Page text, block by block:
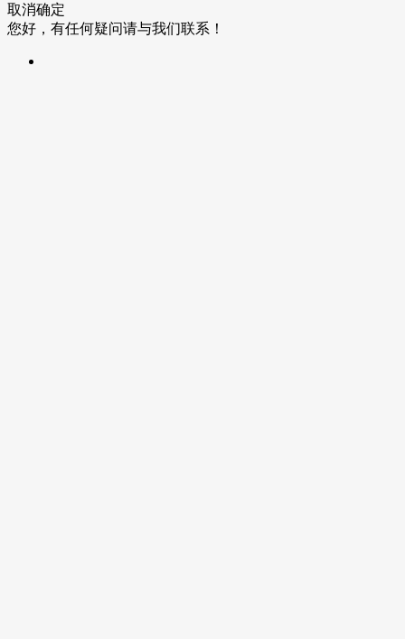
取消确定
您好，有任何疑问请与我们联系！